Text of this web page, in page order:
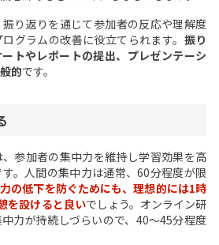
り返りを通じて参加者の反応や理解度
グラムの改善に役立てられます。 振り
トやレポートの提出、プレゼンテーシ
的です。
参加者の集中力を維持し学習効果を高
。人間の集中力は通常、60分程度が限
の低下を防ぐためにも、理想的には1時
を設けると良いでしょう。オンライン研
力が持続しづらいので、40～45分程度